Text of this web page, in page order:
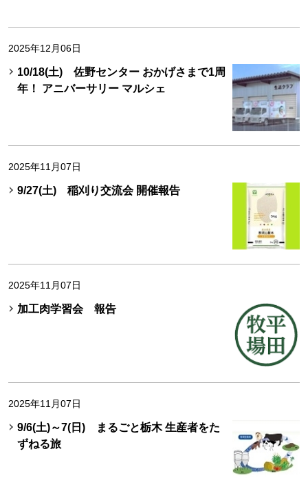
2025年12月06日
10/18(土) 佐野センター おかげさまで1周
年！ アニバーサリー マルシェ
2025年11月07日
9/27(土) 稲刈り交流会 開催報告
2025年11月07日
加工肉学習会 報告
2025年11月07日
9/6(土)～7(日) まるごと栃木 生産者をた
ずねる旅